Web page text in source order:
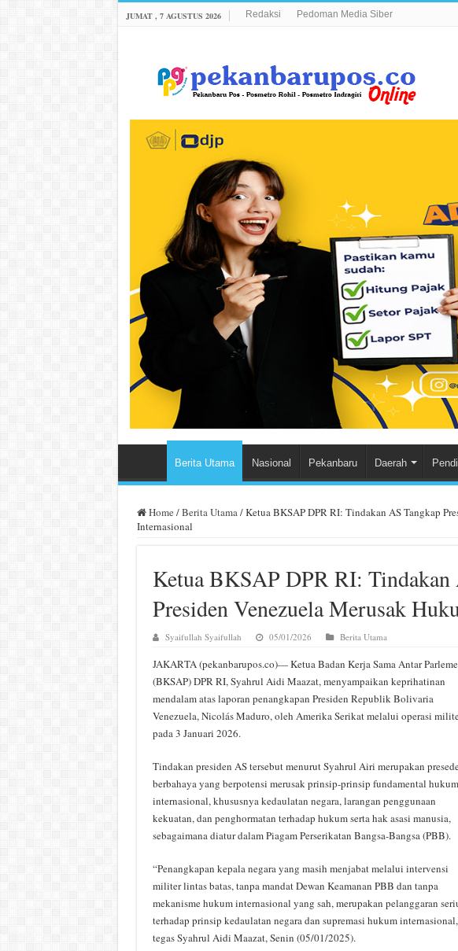
JUMAT , 7 AGUSTUS 2026 Redaksi Pedoman Media Siber
Berita Utama Nasional Pekanbaru Daerah
Home /Berita Utama/Ketua BKSAP DPR RI: Tindakan AS Tangkap
Internasional
Ketua BKSAP DPR RI: Tindakan
Presiden Venezuela Merusak
Syaifullah Syaifullah 05/01/2026 Berita Utama
JAKARTA (pekanbarupos.co)— Ketua Badan Kerja Sama Antar
(BKSAP) DPR RI, Syahrul Aidi Maazat, menyampaikan keprihatinan
mendalam atas laporan penangkapan Presiden Republik Bolivaria
Venezuela, Nicolás Maduro, oleh Amerika Serikat melalui operasi
pada 3 Januari 2026.
Tindakan presiden AS tersebut menurut Syahrul Airi merupakan
berbahaya yang berpotensi merusak prinsip-prinsip fundamental hukum
internasional, khususnya kedaulatan negara, larangan penggunaan
kekuatan, dan penghormatan terhadap hukum serta hak asasi manusia,
sebagaimana diatur dalam Piagam Perserikatan Bangsa-Bangsa (PBB).
“Penangkapan kepala negara yang masih menjabat melalui intervensi
militer lintas batas, tanpa mandat Dewan Keamanan PBB dan tanpa
mekanisme hukum internasional yang sah, merupakan pelanggaran
terhadap prinsip kedaulatan negara dan supremasi hukum
tegas Syahrul Aidi Maazat, Senin (05/01/2025).